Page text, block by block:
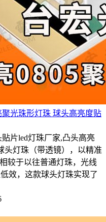
光珠形灯珠 球头高亮度贴
片led灯珠厂家,凸头高亮
头灯珠（带透镜），以精准
较于以往普通灯珠，光线
效，这款球头灯珠实现了